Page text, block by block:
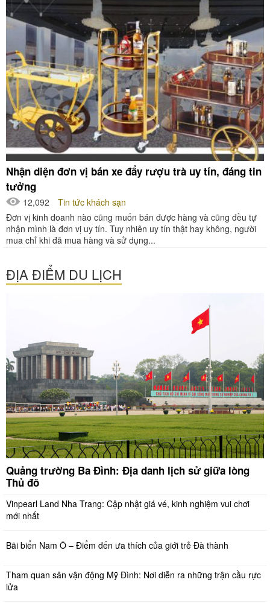
Nhận diện đơn vị bán xe đẩy rượu trà uy tín, đáng tin
tưởng
12,092
Tin tức khách sạn
Đơn vị kinh doanh nào cũng muốn bán được hàng và cũng đều tự
nhận mình là đơn vị uy tín. Tuy nhiên uy tín thật hay không, người
mua chỉ khi đã mua hàng và sử dụng...
ĐỊA ĐIỂM DU LỊCH
Quảng trường Ba Đình: Địa danh lịch sử giữa lòng
Thủ đô
Vinpearl Land Nha Trang: Cập nhật giá vé, kinh nghiệm vui chơi
mới nhất
Bãi biển Nam Ô – Điểm đến ưa thích của giới trẻ Đà thành
Tham quan sân vận động Mỹ Đình: Nơi diễn ra những trận cầu rực
lửa